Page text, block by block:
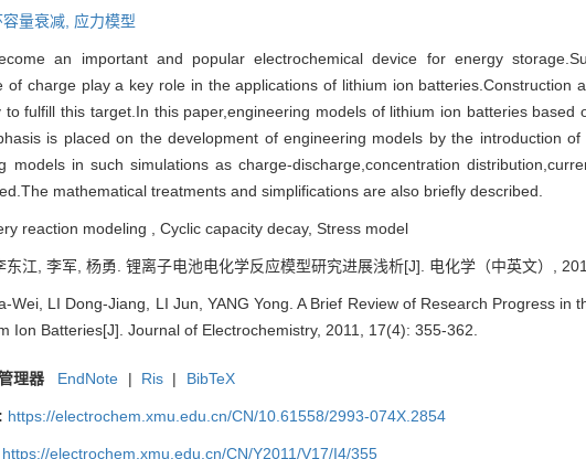
量衰减, 应力模型
an important and popular electrochemical device for energy
of charge play a key role in the applications of lithium ion batteries.Construction
fulfill this target.In this paper,engineering models of lithium ion batteries based
is placed on the development of engineering models by the introduction
models in such simulations as charge-discharge,concentration
mathematical treatments and simplifications are also briefly described.
reaction modeling , Cyclic capacity decay, Stress model
东江, 李军, 杨勇. 锂离子电池电化学反应模型研究进展浅析[J]. 电化学（中英文）,
Wei, LI Dong-Jiang, LI Jun, YANG Yong. A Brief Review of Research Progress in
Ion Batteries[J]. Journal of Electrochemistry, 2011, 17(4): 355-362.
理器 EndNote | Ris | BibTeX
https://electrochem.xmu.edu.cn/CN/10.61558/2993-074X.2854
https://electrochem.xmu.edu.cn/CN/Y2011/V17/I4/355